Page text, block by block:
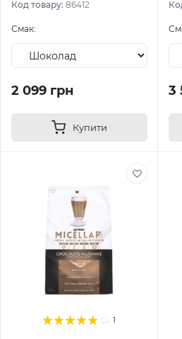
Код товару: 86412
Смак:
2 099 грн
Купити
3
1